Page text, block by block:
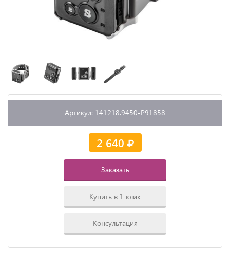
Артикул: 141218.9450-P91858
2 640
Заказать
Купить в 1 клик
Консультация